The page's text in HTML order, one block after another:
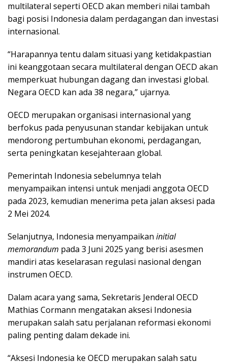
multilateral seperti OECD akan memberi nilai tambah
bagi posisi Indonesia dalam perdagangan dan investasi
internasional.
“Harapannya tentu dalam situasi yang ketidakpastian
ini keanggotaan secara multilateral dengan OECD akan
memperkuat hubungan dagang dan investasi global.
Negara OECD kan ada 38 negara,” ujarnya.
OECD merupakan organisasi internasional yang
berfokus pada penyusunan standar kebijakan untuk
mendorong pertumbuhan ekonomi, perdagangan,
serta peningkatan kesejahteraan global.
Pemerintah Indonesia sebelumnya telah
menyampaikan intensi untuk menjadi anggota OECD
pada 2023, kemudian menerima peta jalan aksesi pada
2 Mei 2024.
Selanjutnya, Indonesia menyampaikan initial
memorandum pada 3 Juni 2025 yang berisi asesmen
mandiri atas keselarasan regulasi nasional dengan
instrumen OECD.
Dalam acara yang sama, Sekretaris Jenderal OECD
Mathias Cormann mengatakan aksesi Indonesia
merupakan salah satu perjalanan reformasi ekonomi
paling penting dalam dekade ini.
“Aksesi Indonesia ke OECD merupakan salah satu